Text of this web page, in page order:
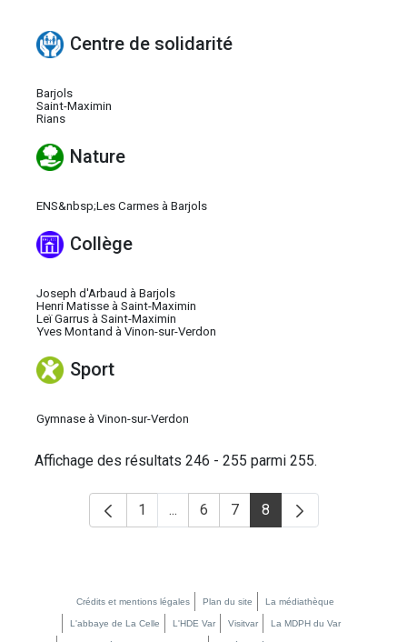
Centre de solidarité
Barjols
Saint-Maximin
Rians
Nature
ENS&nbsp;Les Carmes à Barjols
Collège
Joseph d'Arbaud à Barjols
Henri Matisse à Saint-Maximin
Leï Garrus à Saint-Maximin
Yves Montand à Vinon-sur-Verdon
Sport
Gymnase à Vinon-sur-Verdon
Affichage des résultats 246 - 255 parmi 255.
Page
1 ...Pages intermédiaires Utilisez TAB
Page
6 Page
7 Page
8
Crédits et mentions légales Plan du site La médiathèque
L'abbaye de La Celle L'HDE Var Visitvar La MDPH du Var
Heliofenêtre de chatbot
aider à trouver des informations sur
faire pour vous aujourd'hui ?
: L'utilisation du chatbot
fournies pendant votre saisie soient
susceptibles d'être enregistrées et